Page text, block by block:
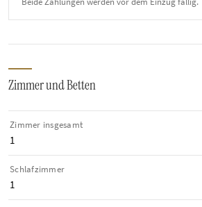
Zimmer und Betten
Zimmer insgesamt
1
Schlafzimmer
1